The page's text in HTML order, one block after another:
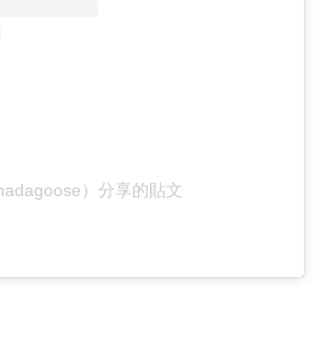
）分享的貼文